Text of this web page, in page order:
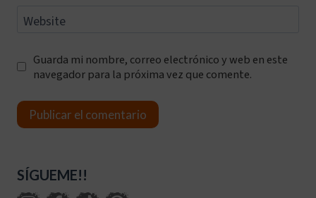
Website
Guarda mi nombre, correo electrónico y web en este
navegador para la próxima vez que comente.
SÍGUEME!!